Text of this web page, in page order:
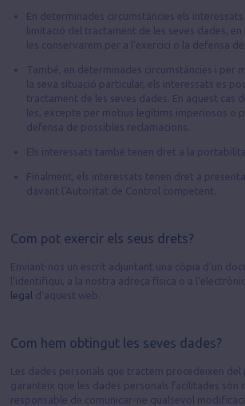
En determinades circumstàncies els
limitació del tractament de les seves dades,
les conservarem per a l'exercici o la defensa de
També, en determinades circumstàncies i per
la seva situació particular, els interessats es
tractament de les seves dades. En aquest cas
les, excepte per motius legítims imperiosos o
defensa de possibles reclamacions.
Els interessats també tenen dret a la
Finalment, els interessats tenen dret a
davant l'Autoritat de Control competent.
Com pot exercir els seus drets?
Enviant-nos un escrit adjuntant una còpia d'un
l'identifiqui, a la nostra adreça física o a
legal d'aquest web.
Com hem obtingut les seves dades?
Les dades personals que tractem procedeixen
garanteix que les dades personals facilitades són
responsable de comunicar-ne qualsevol